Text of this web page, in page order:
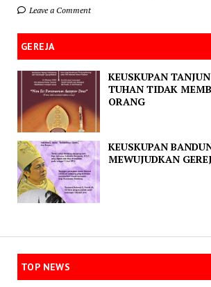
Leave a Comment
GEREJA
KEUSKUPAN
TUHAN TIDAK
ORANG
KEUSKUPAN
MEWUJUDKAN
TOP NEWS